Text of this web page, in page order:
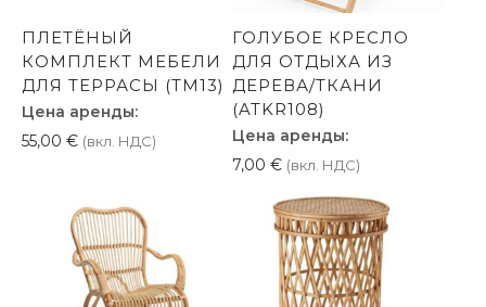
ПЛЕТЁНЫЙ
КОМПЛЕКТ МЕБЕЛИ
ДЛЯ ТЕРРАСЫ (TM13)
Цена аренды:
55,00 € (вкл. НДС)
ГОЛУБОЕ КРЕСЛО
ДЛЯ ОТДЫХА ИЗ
ДЕРЕВА/ТКАНИ
(ATKR108)
Цена аренды:
7,00 € (вкл. НДС)